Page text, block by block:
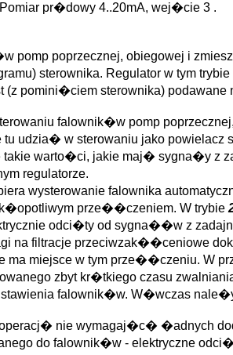
pr�dowy 4..20mA, wej�cie 3 .
pomp poprzecznej, obiegowej i
sterownika. Regulator w tym
sterownika)
falownik�w pomp
tu udzia� w sterowaniu jako
warto�ci, jakie maj� sygna�y z
regulatorze.
wysterowanie falownika
prze��czeniem. W trybie
odci�ty od sygna��w z
filtracje przeciwzak��ceniowe
miejsce w tym prze��czeniu. W
zbyt kr�tkiego czasu
falownik�w. W�wczas
nie wymagaj�c� �adnych
do falownik�w - elektryczne